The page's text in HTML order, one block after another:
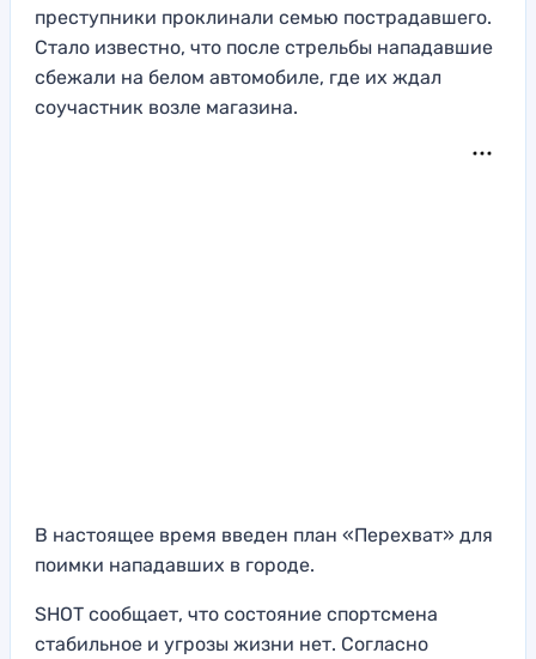
преступники проклинали семью пострадавшего.
Стало известно, что после стрельбы нападавшие
сбежали на белом автомобиле, где их ждал
соучастник возле магазина.
В настоящее время введен план «Перехват» для
поимки нападавших в городе.
SHOT сообщает, что состояние спортсмена
стабильное и угрозы жизни нет. Согласно